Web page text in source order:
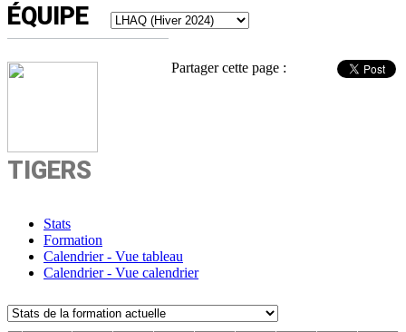
ÉQUIPE
Partager cette page :
TIGERS
Stats
Formation
Calendrier - Vue tableau
Calendrier - Vue calendrier